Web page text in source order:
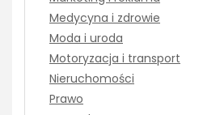
Medycyna i zdrowie
Moda i uroda
Motoryzacja i transport
Nieruchomości
Prawo